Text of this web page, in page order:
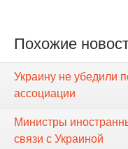
Похожие
Украину не убедили
ассоциации
Министры
связи с Украиной